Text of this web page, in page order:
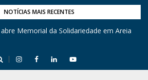
NOTÍCIAS MAIS RECENTES
Memorial da Solidariedade em Areia